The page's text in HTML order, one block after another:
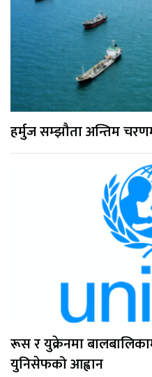
हर्मुज सम्झौता अन्तिम
रूस र युक्रेनमा
युनिसेफको आह्वान